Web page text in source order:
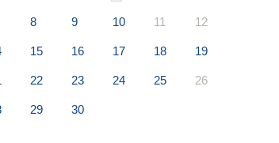
8 9 10 11 12
15 16 17 18 19
22 23 24 25 26
29 30